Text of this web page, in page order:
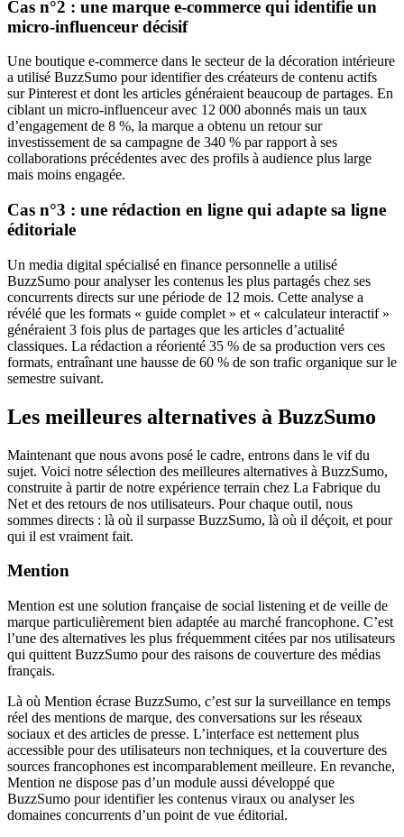
Cas n°2 : une marque e-commerce qui identifie un
micro-influenceur décisif
Une boutique e-commerce dans le secteur de la décoration intérieure
a utilisé BuzzSumo pour identifier des créateurs de contenu actifs
sur Pinterest et dont les articles généraient beaucoup de partages. En
ciblant un micro-influenceur avec 12 000 abonnés mais un taux
d’engagement de 8 %, la marque a obtenu un retour sur
investissement de sa campagne de 340 % par rapport à ses
collaborations précédentes avec des profils à audience plus large
mais moins engagée.
Cas n°3 : une rédaction en ligne qui adapte sa ligne
éditoriale
Un media digital spécialisé en finance personnelle a utilisé
BuzzSumo pour analyser les contenus les plus partagés chez ses
concurrents directs sur une période de 12 mois. Cette analyse a
révélé que les formats « guide complet » et « calculateur interactif »
généraient 3 fois plus de partages que les articles d’actualité
classiques. La rédaction a réorienté 35 % de sa production vers ces
formats, entraînant une hausse de 60 % de son trafic organique sur le
semestre suivant.
Les meilleures alternatives à BuzzSumo
Maintenant que nous avons posé le cadre, entrons dans le vif du
sujet. Voici notre sélection des meilleures alternatives à BuzzSumo,
construite à partir de notre expérience terrain chez La Fabrique du
Net et des retours de nos utilisateurs. Pour chaque outil, nous
sommes directs : là où il surpasse BuzzSumo, là où il déçoit, et pour
qui il est vraiment fait.
Mention
Mention est une solution française de social listening et de veille de
marque particulièrement bien adaptée au marché francophone. C’est
l’une des alternatives les plus fréquemment citées par nos utilisateurs
qui quittent BuzzSumo pour des raisons de couverture des médias
français.
Là où Mention écrase BuzzSumo, c’est sur la surveillance en temps
réel des mentions de marque, des conversations sur les réseaux
sociaux et des articles de presse. L’interface est nettement plus
accessible pour des utilisateurs non techniques, et la couverture des
sources francophones est incomparablement meilleure. En revanche,
Mention ne dispose pas d’un module aussi développé que
BuzzSumo pour identifier les contenus viraux ou analyser les
domaines concurrents d’un point de vue éditorial.